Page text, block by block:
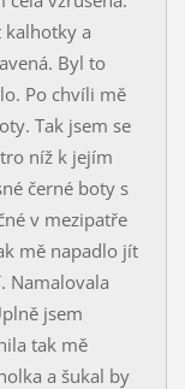
a
Byl to
Po chvíli mě
Tak jsem se
níž k jejím
černé boty s
v mezipatře
mě napadlo jít
Namalovala
jsem
tak mě
a šukal by